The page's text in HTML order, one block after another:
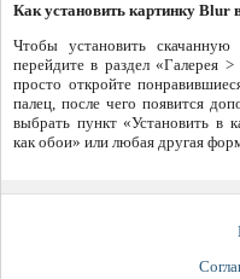
Как установить картинку Blur
Чтобы установить
перейдите в раздел «Галерея
просто откройте
палец, после чего появится
выбрать пункт «Установить в
как обои» или любая другая